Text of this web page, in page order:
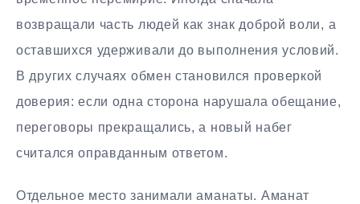
возвращали часть людей как знак доброй воли, а
оставшихся удерживали до выполнения условий.
В других случаях обмен становился проверкой
доверия: если одна сторона нарушала обещание,
переговоры прекращались, а новый набег
считался оправданным ответом.
Отдельное место занимали аманаты. Аманат